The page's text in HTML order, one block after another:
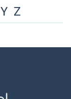
Y Z